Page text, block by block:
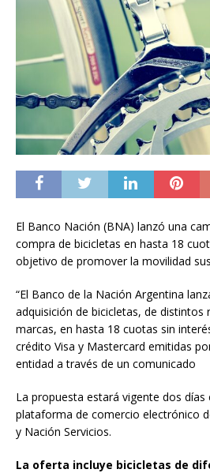
El Banco Nación (BNA) lanzó una
compra de bicicletas en hasta 18
objetivo de promover la movilidad
“El Banco de la Nación Argentina
adquisición de bicicletas, de
marcas, en hasta 18 cuotas sin
crédito Visa y Mastercard emitidas
entidad a través de un comunicado
La propuesta estará vigente dos días
plataforma de comercio electrónico
y Nación Servicios.
La oferta incluye bicicletas de